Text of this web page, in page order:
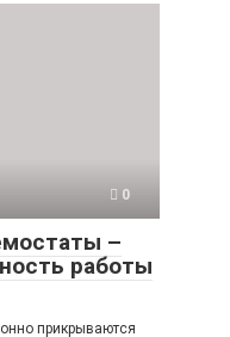
0
–
работы
прикрываются